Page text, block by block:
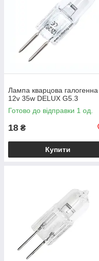
Лампа кварцова галогенна
12v 35w DELUX G5.3
Готово до відправки 1 од.
18 ₴
Купити